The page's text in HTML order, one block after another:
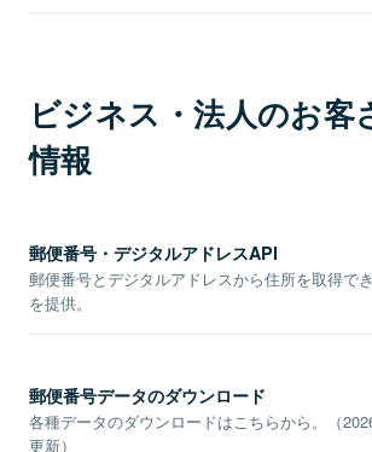
ビジネス・法人のお客
情報
郵便番号・デジタルアドレスAPI
郵便番号とデジタルアドレスから住所を取得で
を提供。
郵便番号データのダウンロード
各種データのダウンロードはこちらから。（
更新）